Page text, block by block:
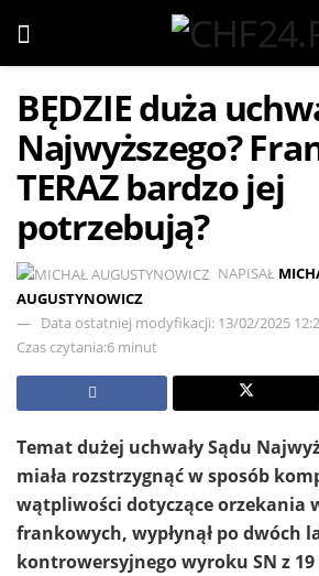
BĘDZIE duża
Najwyższego?
TERAZ bardzo jej
potrzebują?
NAPISAŁ
AUGUSTYNOWICZ
Data ostatniej modyfikacji: 13/02/2025
Czas czytania:6 minut
Temat dużej uchwały Sądu
miała rozstrzygnąć w sposób
wątpliwości dotyczące orzekania
frankowych, wypłynął po dwóch
kontrowersyjnego wyroku SN z